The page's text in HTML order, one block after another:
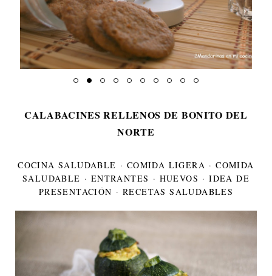
CALABACINES RELLENOS DE BONITO DEL
NORTE
COCINA SALUDABLE · COMIDA LIGERA ·COMIDA
SALUDABLE · ENTRANTES · HUEVOS ·IDEA DE
PRESENTACIÓN · RECETAS SALUDABLES